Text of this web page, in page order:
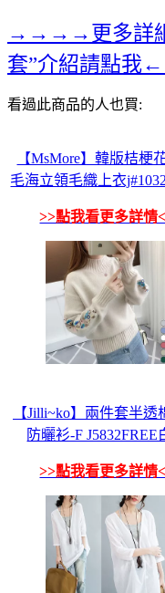
→→→→更多詳細
套”介紹請點
看過此商品的人也買:
【MsMore】韓版桔梗
毛海立領毛織上衣
>>點我看更多詳情
【Jilli~ko】兩件套半透
防曬衫-F J5832FREE
>>點我看更多詳情